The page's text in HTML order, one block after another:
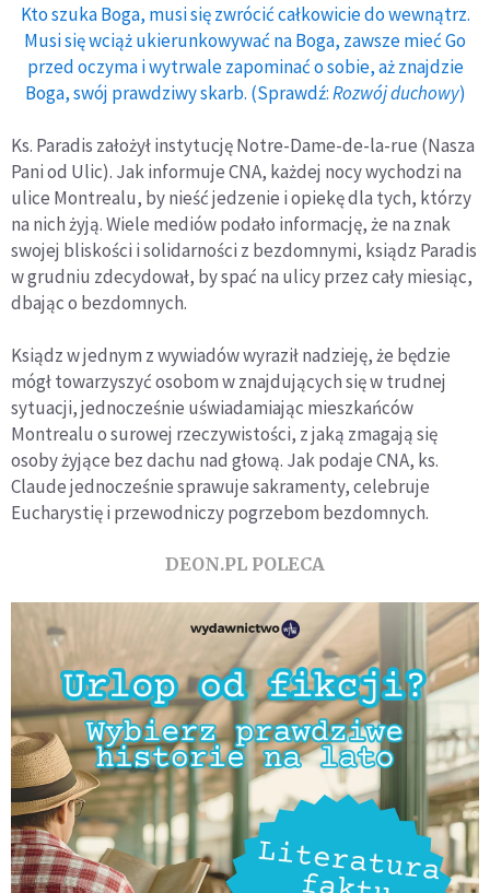
Kto szuka Boga, musi się zwrócić całkowicie do wewnątrz.
Musi się wciąż ukierunkowywać na Boga, zawsze mieć Go
przed oczyma i wytrwale zapominać o sobie, aż znajdzie
Boga, swój prawdziwy skarb. (Sprawdź:Rozwój duchowy)
Ks. Paradis założył instytucję Notre-Dame-de-la-rue (Nasza
Pani od Ulic). Jak informuje CNA, każdej nocy wychodzi na
ulice Montrealu, by nieść jedzenie i opiekę dla tych, którzy
na nich żyją. Wiele mediów podało informację, że na znak
swojej bliskości i solidarności z bezdomnymi, ksiądz Paradis
w grudniu zdecydował, by spać na ulicy przez cały miesiąc,
dbając o bezdomnych.
Ksiądz w jednym z wywiadów wyraził nadzieję, że będzie
mógł towarzyszyć osobom w znajdujących się w trudnej
sytuacji, jednocześnie uświadamiając mieszkańców
Montrealu o surowej rzeczywistości, z jaką zmagają się
osoby żyjące bez dachu nad głową. Jak podaje CNA, ks.
Claude jednocześnie sprawuje sakramenty, celebruje
Eucharystię i przewodniczy pogrzebom bezdomnych.
DEON.PL POLECA